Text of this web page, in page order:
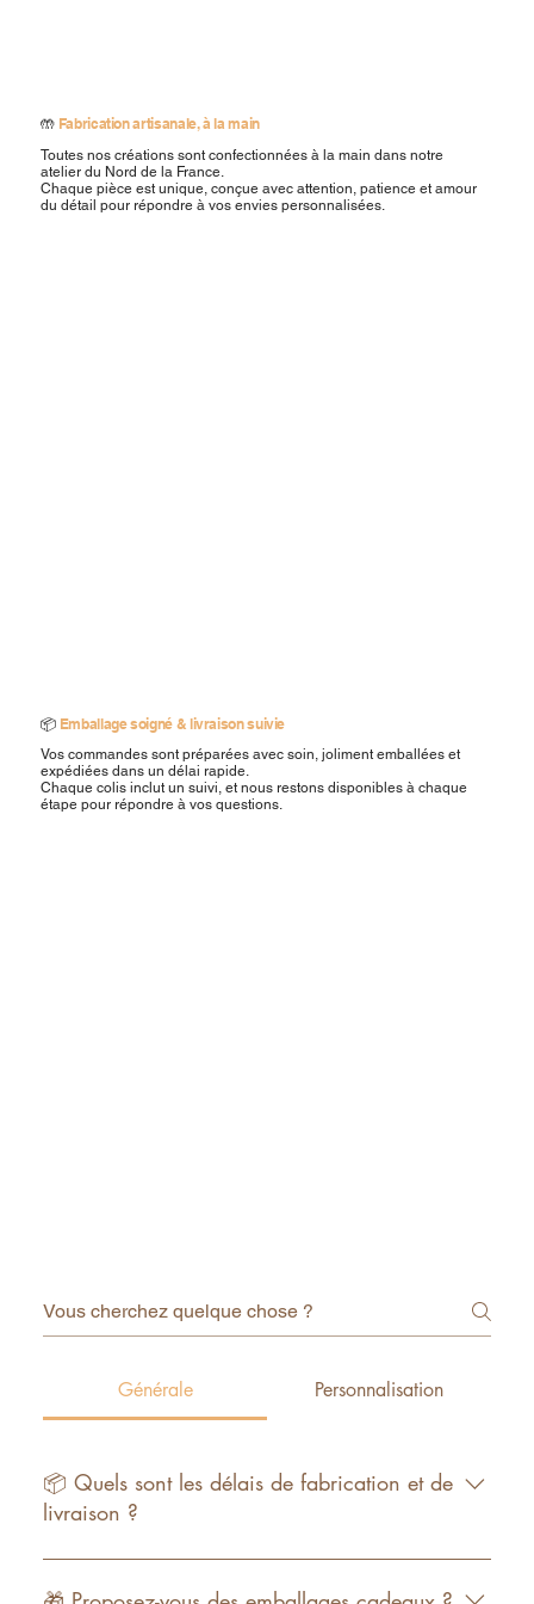
🤲 Fabrication artisanale, à la main
Toutes nos créations sont confectionnées à la main dans notre
atelier du Nord de la France.
Chaque pièce est unique, conçue avec attention, patience et amour
du détail pour répondre à vos envies personnalisées.
📦 Emballage soigné & livraison suivie
Vos commandes sont préparées avec soin, joliment emballées et
expédiées dans un délai rapide.
Chaque colis inclut un suivi, et nous restons disponibles à chaque
étape pour répondre à vos questions.
Générale Personnalisation
📦 Quels sont les délais de fabrication et de
livraison ?
Chaque création est réalisée à la main avec
soin. Comptez 3 à 7 jours ouvrés pour la